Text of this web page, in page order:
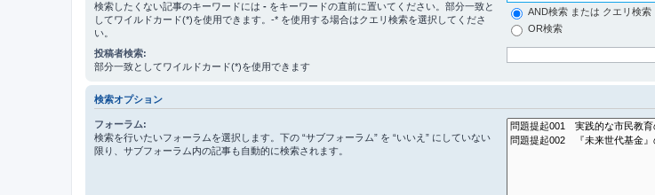
検索したくない記事のキーワードには - をキーワードの直前に置いてください。部分一致と
してワイルドカード(*)を使用できます。-* を使用する場合はクエリ検索を選択してくださ
い。
AND検索 または クエリ検索
OR検索
投稿者検索:
部分一致としてワイルドカード(*)を使用できます
検索オプション
フォーラム:
検索を行いたいフォーラムを選択します。下の “サブフォーラム” を “いいえ” にしていない
限り、サブフォーラム内の記事も自動的に検索されます。